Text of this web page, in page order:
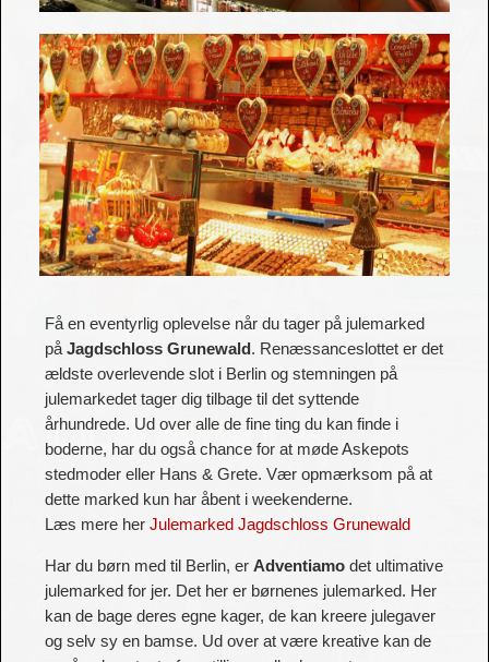
Få en eventyrlig oplevelse når du tager på julemarked
på Jagdschloss Grunewald. Renæssanceslottet er det
ældste overlevende slot i Berlin og stemningen på
julemarkedet tager dig tilbage til det syttende
århundrede. Ud over alle de fine ting du kan finde i
boderne, har du også chance for at møde Askepots
stedmoder eller Hans & Grete. Vær opmærksom på at
dette marked kun har åbent i weekenderne.
Læs mere her Julemarked Jagdschloss Grunewald
Har du børn med til Berlin, er Adventiamo det ultimative
julemarked for jer. Det her er børnenes julemarked. Her
kan de bage deres egne kager, de kan kreere julegaver
og selv sy en bamse. Ud over at være kreative kan de